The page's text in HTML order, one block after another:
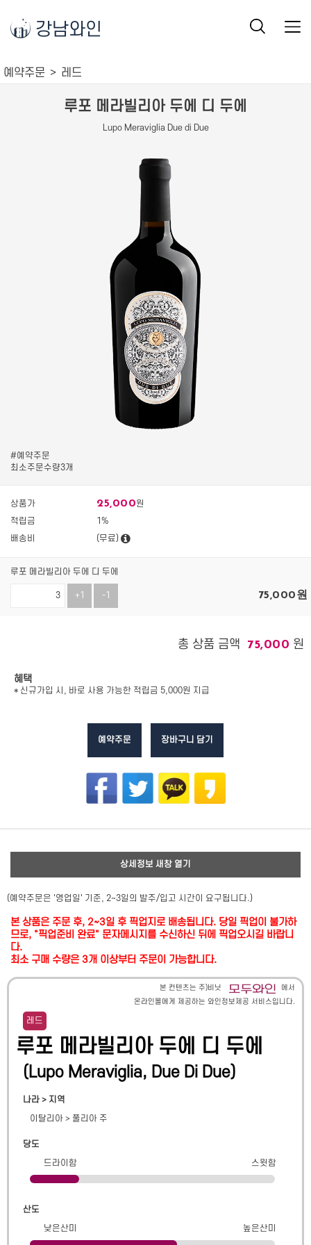
강남와인
예약주문 레드
루포 메라빌리아 두에 디 두에
Lupo Meraviglia Due di Due
#예약주문
최소주문수량3개
상품가 25,000원
적립금
1%
배송비
(무료)
루포 메라빌리아 두에 디 두에
+1 -1 75,000원
총 상품 금액 75,000 원
혜택
* 신규가입 시, 바로 사용 가능한 적립금 5,000원 지급
예약주문 장바구니 담기
상세정보 새창 열기
(예약주문은 '영업일' 기준, 2~3일의 발주/입고 시간이 요구됩니다.)
본 상품은 주문 후, 2~3일 후 픽업지로 배송됩니다. 당일 픽업이 불가하
므로, "픽업준비 완료" 문자메시지를 수신하신 뒤에 픽업오시길 바랍니
다.
최소 구매 수량은 3개 이상부터 주문이 가능합니다.
본 컨텐츠는 주)비닛
에서
온라인몰에게 제공하는 와인정보제공 서비스입니다.
레드
루포 메라빌리아 두에 디 두에
(Lupo Meraviglia, Due Di Due)
나라 > 지역
이탈리아 > 풀리아 주
당도
드라이함
스윗함
산도
낮은산미
높은산미